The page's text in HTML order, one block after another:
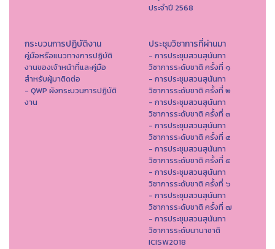
ประจำปี 2568
กระบวนการปฏิบัติงาน
คู่มือหรือแนวทางการปฏิบัติ
งานของเจ้าหน้าที่และคู่มือ
สำหรับผู้มาติดต่อ
- QWP ผังกระบวนการปฏิบัติ
งาน
ประชุมวิชาการที่ผ่านมา
- การประชุมสวนสุนันทา
วิชาการระดับชาติ ครั้งที่ ๑
- การประชุมสวนสุนันทา
วิชาการระดับชาติ ครั้งที่ ๒
- การประชุมสวนสุนันทา
วิชาการระดับชาติ ครั้งที่ ๓
- การประชุมสวนสุนันทา
วิชาการระดับชาติ ครั้งที่ ๔
- การประชุมสวนสุนันทา
วิชาการระดับชาติ ครั้งที่ ๕
- การประชุมสวนสุนันทา
วิชาการระดับชาติ ครั้งที่ ๖
- การประชุมสวนสุนันทา
วิชาการระดับชาติ ครั้งที่ ๗
- การประชุมสวนสุนันทา
วิชาการระดับนานาชาติ
ICISW2018